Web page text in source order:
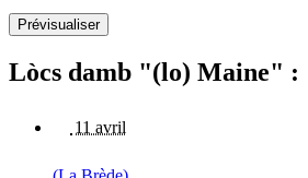
Lòcs damb "(lo) Maine" :
11 avril